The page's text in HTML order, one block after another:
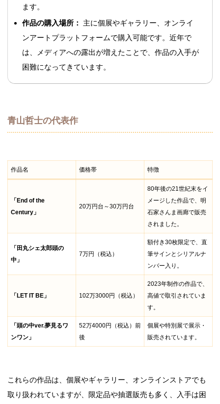
ます。
作品の購入場所：
主に個展やギャラリー、オンライ
ンアートプラットフォームで購入可能です。近年で
は、メディアへの露出が増えたことで、作品の入手が
困難になってきています。
青山哲士の代表作
作品名 価格帯 特徴
「End of the
Century」
20万円台～30万円台
80年後の21世紀末をイ
メージした作品で、明
石家さんま画廊で販売
されました。
「田丸シェ太郎頭の
中」
7万円（税込）
額付き30枚限定で、直
筆サインとシリアルナ
ンバー入り。
「LET IT BE」 102万3000円（税込）
2023年制作の作品で、
高値で取引されていま
す。
「頭の中ver.夢見るワ
ンワン」
52万4000円（税込）前
後
個展や特別展で展示・
販売されています。
これらの作品は、個展やギャラリー、オンラインストアでも
取り扱われていますが、限定品や抽選販売も多く、入手は困